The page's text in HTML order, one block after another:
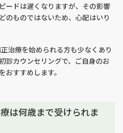
ードは遅くなりますが、その影響
のものではないため、心配はいり
治療を始められる方も少なくあり
診カウンセリングで、ご自身のお
おすすめします。
は何歳まで受けられま